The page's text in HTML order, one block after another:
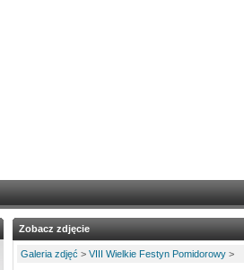
Zobacz zdjęcie
Galeria zdjęć > VIII Wielkie Festyn Pomidorowy >